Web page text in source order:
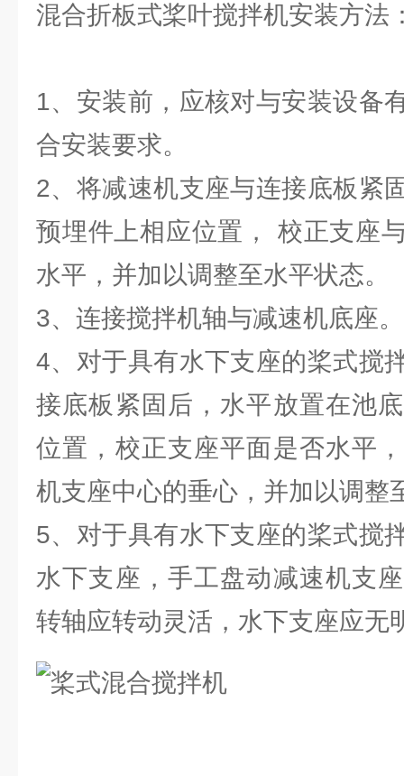
混合折板式桨叶搅拌机安装方法
1、安装前，应核对与安装设备
合安装要求。
2、将减速机支座与连接底板紧
预埋件上相应位置， 校正支座
水平，并加以调整至水平状态。
3、连接搅拌机轴与减速机底座。
4、对于具有水下支座的桨式搅
接底板紧固后，水平放置在池
位置，校正支座平面是否水平
机支座中心的垂心，并加以调整
5、对于具有水下支座的桨式搅
水下支座，手工盘动减速机支
转轴应转动灵活，水下支座应无